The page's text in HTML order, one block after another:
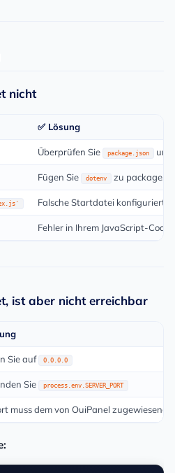
nicht
✅ Lösung
Überprüfen Sie package.json und
Fügen Sie dotenv zu
Falsche Startdatei konfiguriert
Fehler in Ihrem JavaScript-Code
ist aber nicht erreichbar
Sie auf 0.0.0.0
Sie process.env.SERVER_PORT
muss dem von OuiPanel